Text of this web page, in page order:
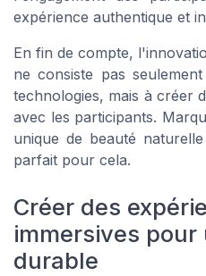
expérience authentique et
En fin de compte,
ne consiste pas
technologies, mais à créer
avec les participants.
unique de beauté
parfait pour cela.
Créer des
immersives pour
durable